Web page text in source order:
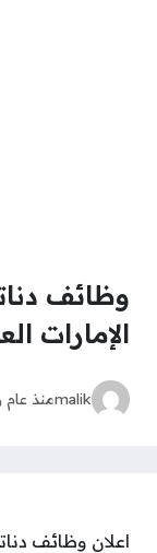
الإمارات
malikمنذ عام